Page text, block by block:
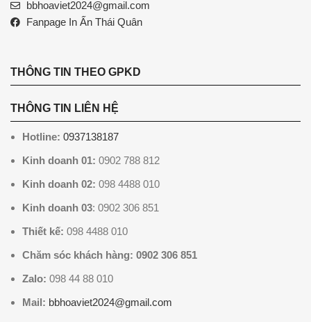
bbhoaviet2024@gmail.com
Fanpage In Ấn Thái Quân
THÔNG TIN THEO GPKD
THÔNG TIN LIÊN HỆ
Hotline: 0937138187
Kinh doanh 01: 0902 788 812
Kinh doanh 02: 098 4488 010
Kinh doanh 03: 0902 306 851
Thiết kế: 098 4488 010
Chăm sóc khách hàng: 0902 306 851
Zalo: 098 44 88 010
Mail: bbhoaviet2024@gmail.com